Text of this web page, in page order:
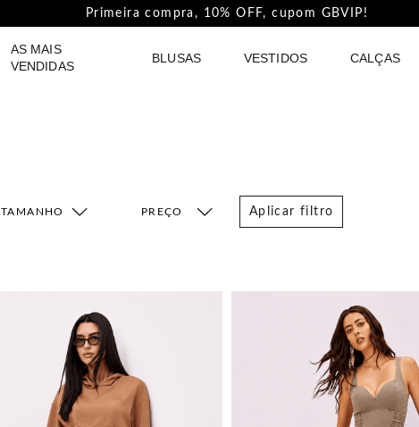
Pague com PIX e ganhe 5%Off na Coleção Outline!
AS MAIS
VENDIDAS
BLUSAS VESTIDOS CALÇAS
TAMANHO Aplicar filtro